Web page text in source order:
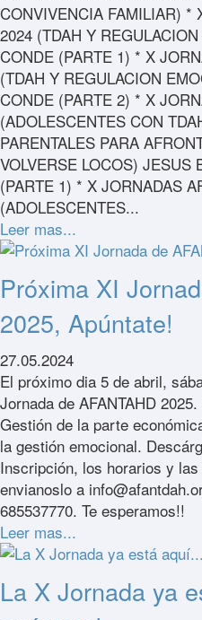
CONVIVENCIA FAMILIAR) *
2024 (TDAH Y
CONDE (PARTE 1) * X
(TDAH Y REGULACION
CONDE (PARTE 2) * X
(ADOLESCENTES CON
PARENTALES PARA
VOLVERSE LOCOS) JESUS
(PARTE 1) * X JORNADAS
(ADOLESCENTES...
Leer mas...
Próxima XI
2025, Apúntate!
27.05.2024
El próximo dia 5 de abril,
Jornada de AFANTAHD
Gestión de la parte
la gestión emocional.
Inscripción, los horarios y
envianoslo a
685537770. Te esperamos!!
Leer mas...
La X Jornada ya